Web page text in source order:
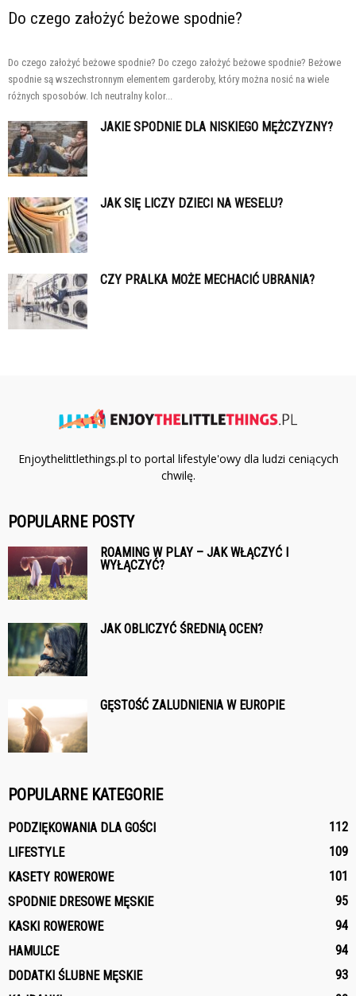
Do czego założyć beżowe spodnie?
Do czego założyć beżowe spodnie? Do czego założyć beżowe spodnie? Beżowe
spodnie są wszechstronnym elementem garderoby, który można nosić na wiele
różnych sposobów. Ich neutralny kolor...
JAKIE SPODNIE DLA NISKIEGO MĘŻCZYZNY?
JAK SIĘ LICZY DZIECI NA WESELU?
CZY PRALKA MOŻE MECHACIĆ UBRANIA?
Enjoythelittlethings.pl to portal lifestyle'owy dla ludzi ceniących
chwilę.
POPULARNE POSTY
ROAMING W PLAY – JAK WŁĄCZYĆ I
WYŁĄCZYĆ?
JAK OBLICZYĆ ŚREDNIĄ OCEN?
GĘSTOŚĆ ZALUDNIENIA W EUROPIE
POPULARNE KATEGORIE
PODZIĘKOWANIA DLA GOŚCI
112
LIFESTYLE
109
KASETY ROWEROWE
101
SPODNIE DRESOWE MĘSKIE
95
KASKI ROWEROWE
94
HAMULCE
94
DODATKI ŚLUBNE MĘSKIE
93